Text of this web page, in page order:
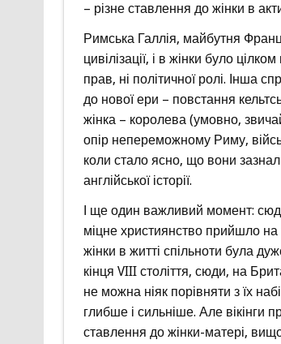
– різне ставлення до жінки в
Римська Галлія, майбутня
цивілізації, і в жінки було
прав, ні політичної ролі. Інша
до нової ери – повстання
жінка – королева (умовно,
опір непереможному Риму,
коли стало ясно, що вони
англійської історії.
І ще один важливий момент:
міцне християнство прийшло на
жінки в житті спільноти була
кінця VIII століття, сюди, на
не можна ніяк порівняти з їх
глибше і сильніше. Але вікінги
ставлення до жінки-матері,